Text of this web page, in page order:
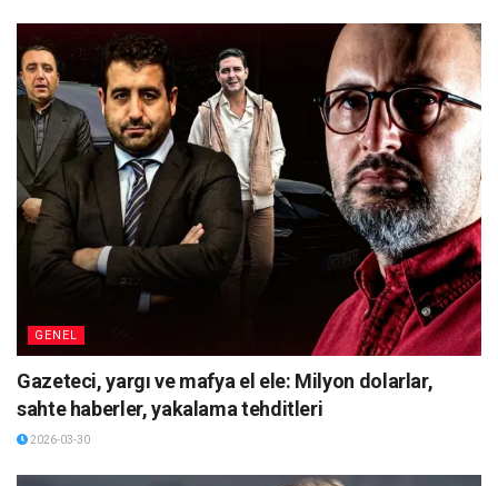
GENEL
Gazeteci, yargı ve mafya el ele: Milyon dolarlar,
sahte haberler, yakalama tehditleri
2026-03-30